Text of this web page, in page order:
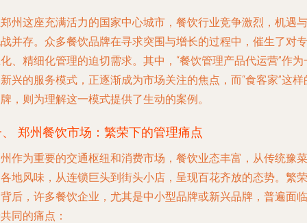
州这座充满活力的国家中心城市，餐饮行业竞争激烈，机遇与
并存。众多餐饮品牌在寻求突围与增长的过程中，催生了对专
、精细化管理的迫切需求。其中，“餐饮管理产品代运营”作为
兴的服务模式，正逐渐成为市场关注的焦点，而“食客家”这样
，则为理解这一模式提供了生动的案例。
郑州餐饮市场：繁荣下的管理痛点
作为重要的交通枢纽和消费市场，餐饮业态丰富，从传统豫菜
地风味，从连锁巨头到街头小店，呈现百花齐放的态势。繁荣
后，许多餐饮企业，尤其是中小型品牌或新兴品牌，普遍面临
同的痛点：